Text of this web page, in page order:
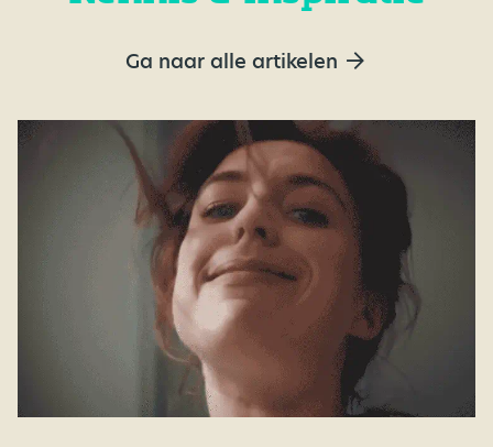
Ga naar alle artikelen